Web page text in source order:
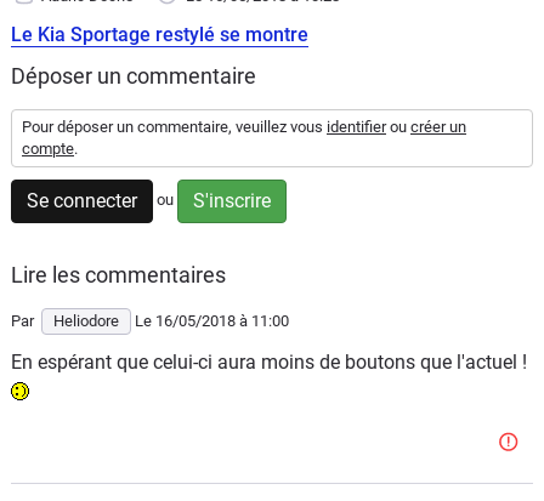
Electriques
Utilitaires
Flottes
Auto
Services
Forum
Moto
Le Kia Sportage restylé se montre
Déposer un commentaire
Pour déposer un commentaire, veuillez vous identifierou créer un
compte.
Se connecter ou S'inscrire
Lire les commentaires
Par Heliodore Le 16/05/2018 à 11:00
En espérant que celui-ci aura moins de boutons que l'actuel !